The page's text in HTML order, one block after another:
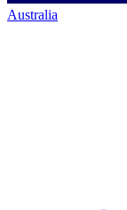
Australia